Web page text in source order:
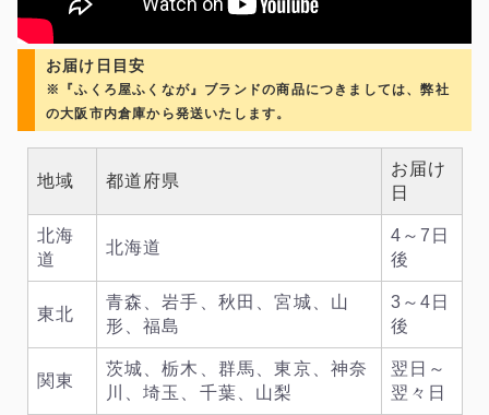
お届け日目安
※『ふくろ屋ふくなが』ブランドの商品につきましては、弊社
の大阪市内倉庫から発送いたします。
地域 都道府県
お届け
日
北海
道
北海道
4～7日
後
東北
青森、岩手、秋田、宮城、山
形、福島
3～4日
後
関東
茨城、栃木、群馬、東京、神奈
川、埼玉、千葉、山梨
翌日～
翌々日